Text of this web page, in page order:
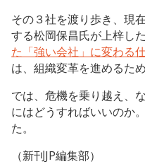
その３社を渡り歩き、現
する松岡保昌氏が上梓した
た「強い会社」に変わる仕
は、組織変革を進めるた
では、危機を乗り越え、
にはどうすればいいのか
た。
（新刊JP編集部）